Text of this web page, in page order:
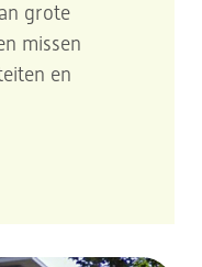
grote
missen
en